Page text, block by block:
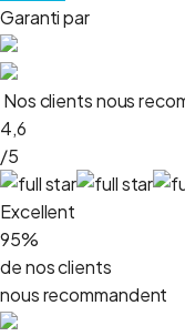
Garanti par
Nos clients nous
4,6
/5
Excellent
95%
de nos clients
nous recommandent